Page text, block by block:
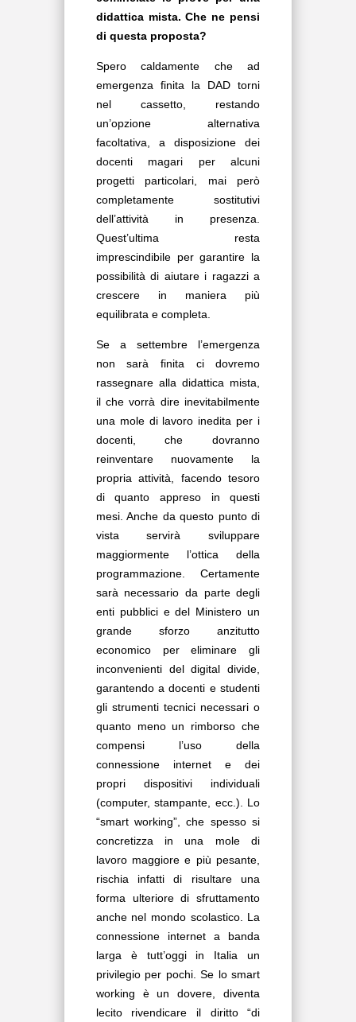
didattica mista. Che ne pensi
di questa proposta?
Spero caldamente che ad
emergenza finita la DAD torni
nel cassetto, restando
un’opzione alternativa
facoltativa, a disposizione dei
docenti magari per alcuni
progetti particolari, mai però
completamente sostitutivi
dell’attività in presenza.
Quest’ultima resta
imprescindibile per garantire la
possibilità di aiutare i ragazzi a
crescere in maniera più
equilibrata e completa.
Se a settembre l’emergenza
non sarà finita ci dovremo
rassegnare alla didattica mista,
il che vorrà dire inevitabilmente
una mole di lavoro inedita per i
docenti, che dovranno
reinventare nuovamente la
propria attività, facendo tesoro
di quanto appreso in questi
mesi. Anche da questo punto di
vista servirà sviluppare
maggiormente l’ottica della
programmazione. Certamente
sarà necessario da parte degli
enti pubblici e del Ministero un
grande sforzo anzitutto
economico per eliminare gli
inconvenienti del digital divide,
garantendo a docenti e studenti
gli strumenti tecnici necessari o
quanto meno un rimborso che
compensi l’uso della
connessione internet e dei
propri dispositivi individuali
(computer, stampante, ecc.). Lo
“smart working”, che spesso si
concretizza in una mole di
lavoro maggiore e più pesante,
rischia infatti di risultare una
forma ulteriore di sfruttamento
anche nel mondo scolastico. La
connessione internet a banda
larga è tutt’oggi in Italia un
privilegio per pochi. Se lo smart
working è un dovere, diventa
lecito rivendicare il diritto “di